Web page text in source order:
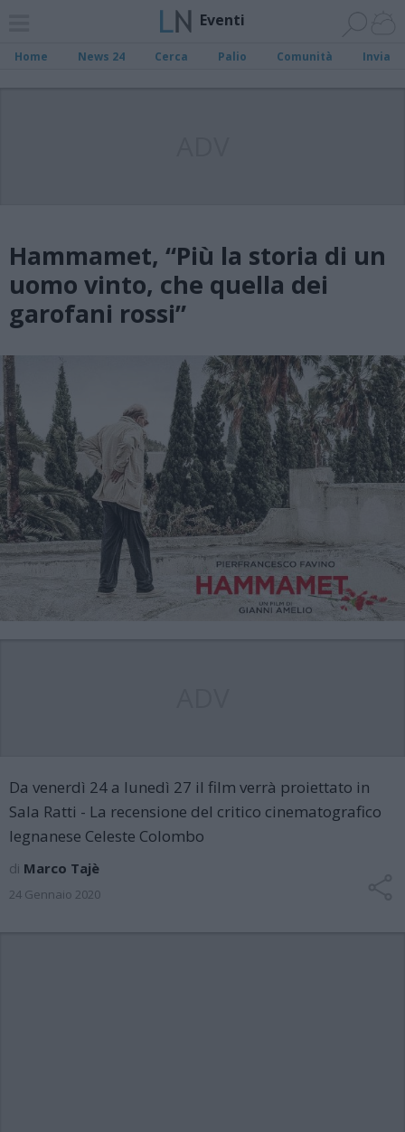
Eventi
Home News 24 Cerca Palio Comunità Invia
Hammamet, “Più la storia di un
uomo vinto, che quella dei
garofani rossi”
Da venerdì 24 a lunedì 27 il film verrà proiettato in
Sala Ratti - La recensione del critico cinematografico
legnanese Celeste Colombo
di Marco Tajè
24 Gennaio 2020